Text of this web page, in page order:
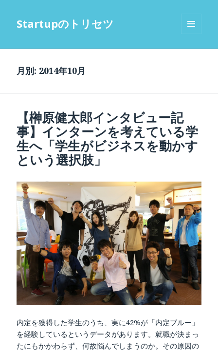
Startupのトリセツ
ーとウ
月別: 2014年10月
【榊原健太郎インタビュー記
事】インターンを考えている学
生へ「学生がビジネスを動かす
という選択肢」
内定を獲得した学生のうち、実に42%が「内定ブルー」
を経験しているというデータがあります。就職が決まっ
たにもかかわらず、何故悩んでしまうのか。その原因の